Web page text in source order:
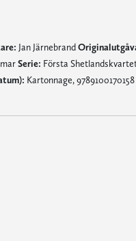
Jan Järnebrand
Serie: Första
Kartonnage,